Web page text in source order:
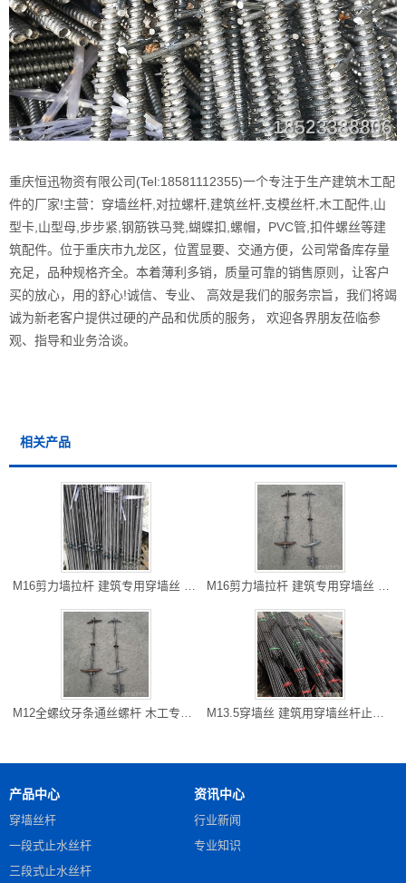
重庆恒迅物资有限公司(Tel:18581112355)一个专注于生产建筑木工配
件的厂家!主营：穿墙丝杆,对拉螺杆,建筑丝杆,支模丝杆,木工配件,山
型卡,山型母,步步紧,钢筋铁马凳,蝴蝶扣,螺帽，PVC管,扣件螺丝等建
筑配件。位于重庆市九龙区，位置显要、交通方便，公司常备库存量
充足，品种规格齐全。本着薄利多销，质量可靠的销售原则，让客户
买的放心，用的舒心!诚信、专业、 高效是我们的服务宗旨，我们将竭
诚为新老客户提供过硬的产品和优质的服务， 欢迎各界朋友莅临参
观、指导和业务洽谈。
相关产品
M16剪力墙拉杆 建筑专用穿墙丝 六盘水厂家直销 可以走专线物流 M16剪力墙拉杆 建筑专用穿墙丝 六盘水厂家直销 可以走专线物流
M12全螺纹牙条通丝螺杆 木工专用对拉螺杆 毕节地丝杆加工厂 快速 M13.5穿墙丝 建筑用穿墙丝杆止水对拉螺杆 綦江批发 大量现货
产品中心
穿墙丝杆
一段式止水丝杆
三段式止水丝杆
资讯中心
行业新闻
专业知识